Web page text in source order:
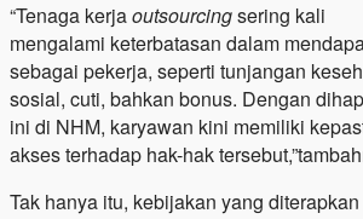
“Tenaga kerjaoutsourcingsering kali
mengalami keterbatasan dalam
sebagai pekerja, seperti tunjangan
sosial, cuti, bahkan bonus. Dengan
ini di NHM, karyawan kini memiliki
akses terhadap hak-hak
Tak hanya itu, kebijakan yang